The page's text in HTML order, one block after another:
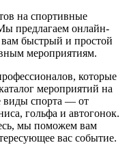
на спортивные
предлагаем онлайн-
быстрый и простой
мероприятиям.
которые
мероприятий на
виды спорта — от
гольфа и автогонок.
мы поможем вам
вас событие.